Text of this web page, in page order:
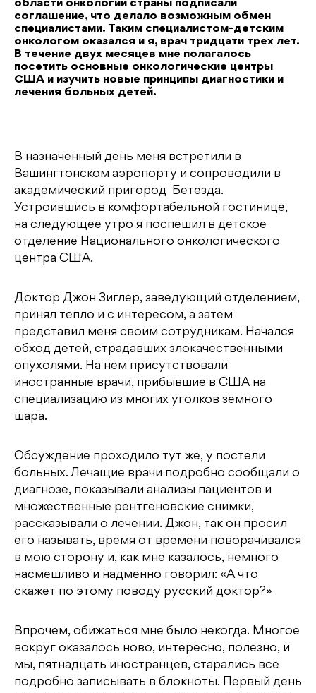
области онкологии страны подписали
соглашение, что делало возможным обмен
специалистами. Таким специалистом-детским
онкологом оказался и я, врач тридцати трех лет.
В течение двух месяцев мне полагалось
посетить основные онкологические центры
США и изучить новые принципы диагностики и
лечения больных детей.
В назначенный день меня встретили в
Вашингтонском аэропорту и сопроводили в
академический пригород Бетезда.
Устроившись в комфортабельной гостинице,
на следующее утро я поспешил в детское
отделение Национального онкологического
центра США.
Доктор Джон Зиглер, заведующий отделением,
принял тепло и с интересом, а затем
представил меня своим сотрудникам. Начался
обход детей, страдавших злокачественными
опухолями. На нем присутствовали
иностранные врачи, прибывшие в США на
специализацию из многих уголков земного
шара.
Обсуждение проходило тут же, у постели
больных. Лечащие врачи подробно сообщали о
диагнозе, показывали анализы пациентов и
множественные рентгеновские снимки,
рассказывали о лечении. Джон, так он просил
его называть, время от времени поворачивался
в мою сторону и, как мне казалось, немного
насмешливо и надменно говорил: «А что
скажет по этому поводу русский доктор?»
Впрочем, обижаться мне было некогда. Многое
вокруг оказалось ново, интересно, полезно, и
мы, пятнадцать иностранцев, старались все
подробно записывать в блокноты. Первый день